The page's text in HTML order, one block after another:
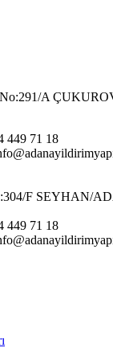
No:291/A
449 71 18
F SEYHAN/
449 71 18